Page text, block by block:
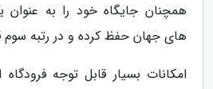
همچنان جایگاه خود را به عنوان
های جهان حفظ کرده و در رتبه سوم
امکانات بسیار قابل توجه